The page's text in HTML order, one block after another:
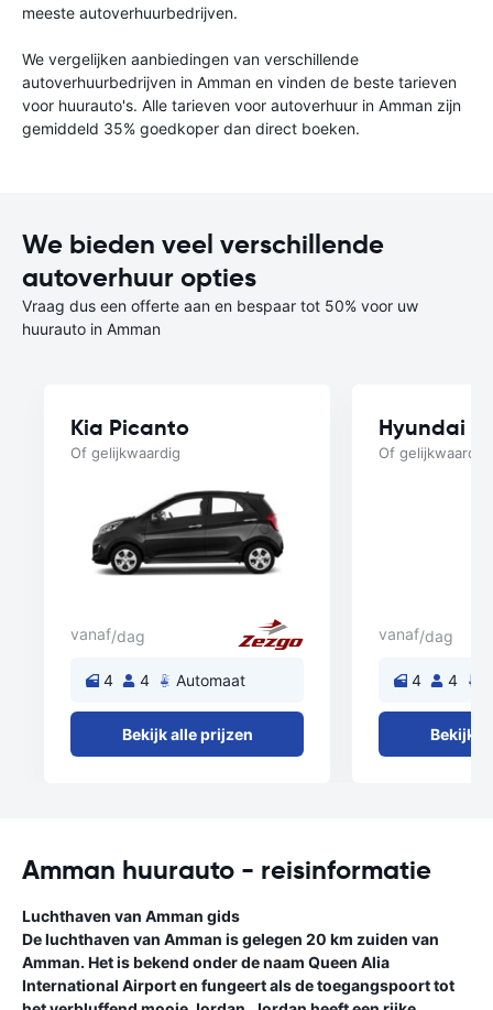
meeste autoverhuurbedrijven.
We vergelijken aanbiedingen van verschillende
autoverhuurbedrijven in Amman en vinden de beste tarieven
voor huurauto's. Alle tarieven voor autoverhuur in Amman zijn
gemiddeld 35% goedkoper dan direct boeken.
We bieden veel verschillende
autoverhuur opties
Vraag dus een offerte aan en bespaar tot 50% voor uw
huurauto in Amman
Kia Picanto
Of gelijkwaardig
vanaf/dag
4 4 Automaat
Bekijk alle prijzen
Hyundai
Of gelijkwaardig
vanaf/dag
4 4
Bekijk
Amman huurauto - reisinformatie
Luchthaven van Amman gids
De luchthaven van Amman is gelegen 20 km zuiden van
Amman. Het is bekend onder de naam Queen Alia
International Airport en fungeert als de toegangspoort tot